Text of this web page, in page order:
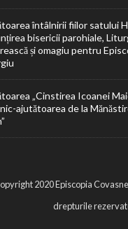
întâlnirii fiilor satului
bisericii parohiale,
și omagiu pentru
„Cinstirea Icoanei
ajutătoarea de la
2020 Episcopia
drepturile